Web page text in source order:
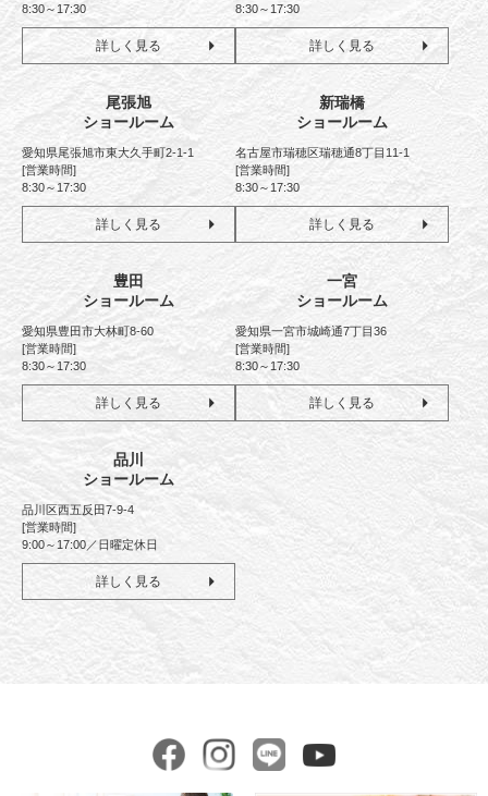
8:30～17:30
詳しく見る
8:30～17:30
詳しく見る
尾張旭
ショールーム
愛知県尾張旭市東大久手町2-1-1
[営業時間]
8:30～17:30
詳しく見る
新瑞橋
ショールーム
名古屋市瑞穂区瑞穂通8丁目11-1
[営業時間]
8:30～17:30
詳しく見る
豊田
ショールーム
愛知県豊田市大林町8-60
[営業時間]
8:30～17:30
詳しく見る
一宮
ショールーム
愛知県一宮市城崎通7丁目36
[営業時間]
8:30～17:30
詳しく見る
品川
ショールーム
品川区西五反田7-9-4
[営業時間]
9:00～17:00／日曜定休日
詳しく見る